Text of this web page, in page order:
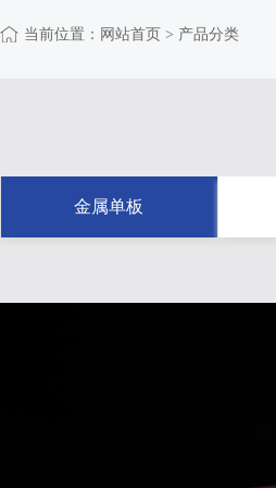
当前位置： 网站首页 > 产品分类
金属单板